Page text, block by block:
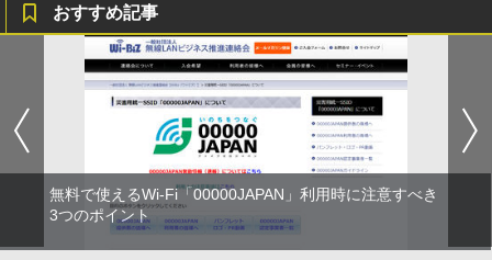
おすすめ記事
無料で使えるWi-Fi「00000JAPAN」利用時に注意すべき
3つのポイント